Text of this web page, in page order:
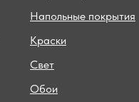
Напольные покрытия
Краски
Свет
Обои